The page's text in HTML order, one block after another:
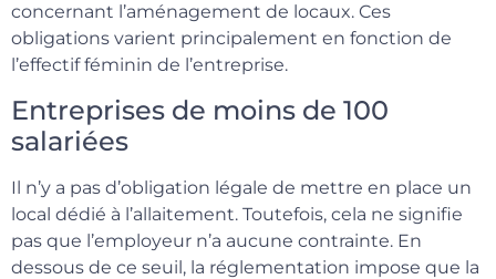
concernant l’aménagement de locaux. Ces
obligations varient principalement en fonction de
l’effectif féminin de l’entreprise.
Entreprises de moins de 100
salariées
Il n’y a pas d’obligation légale de mettre en place un
local dédié à l’allaitement. Toutefois, cela ne signifie
pas que l’employeur n’a aucune contrainte. En
dessous de ce seuil, la réglementation impose que la